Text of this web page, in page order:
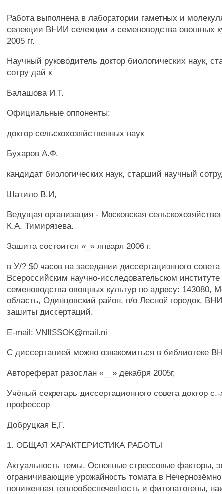
Работа выполнена в лаборатории гаметных и
селекции ВНИИ селекции и семеноводства овошных
2005 гг.
Научный руководитель доктор биологических наук,
сотру дай к
Балашова И.Т.
Официальные оппоненты:
доктор сельскохозяйственных наук
Бухаров А.Ф.
кандидат биологических наук, старший научный
Шатило В.И,
Ведущая организация - Московская
К.А. Тимирязева.
Зашита состоится «_» января 2006 г.
в У/? $0 часов на заседании диссертационного
Всероссийским научно-исследовательском
семеноводства овощных культур по адресу: 143080,
область, Одинцовский район, п/о Лесной городок,
зашиты диссертаций.
E-mail: VNIlSSOK@mail.ni
С диссертацией можно ознакомиться в библиотеке
Автореферат разослан «__» декабря 2005г,
Учёный секретарь диссертационного совета доктор
профессор
Добруцкая Е,Г.
1. ОБЩАЯ ХАРАКТЕРИСТИКА РАБОТЫ
Актуальность темы. Основные стрессовые факторы,
ограничивающие урожайность томата в
пониженная теплообеспечепIюсть и фитопатогены,